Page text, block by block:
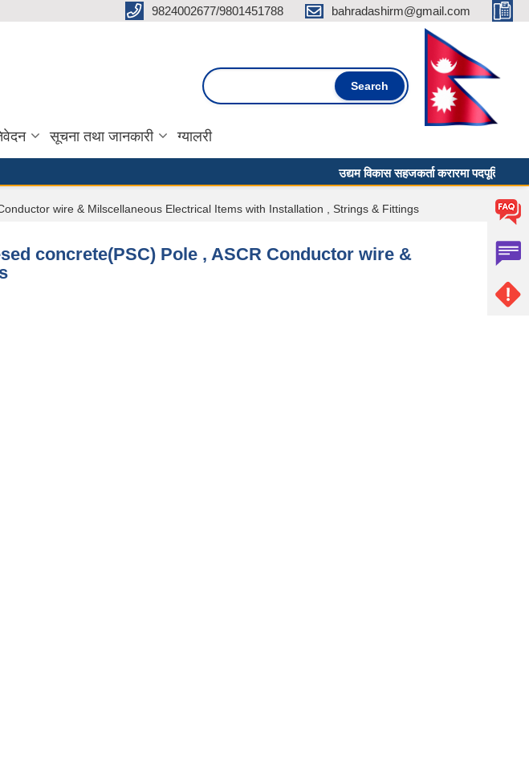
9824002677/9801451788 bahradashirm@gmail.com
Search form
सूचना तथा जानकारी ग्यालरी
उद्यम विकास सहजकर्ता करारमा पदपूर्ति गर्ने
wire & Milscellaneous Electrical Items with Installation , Strings & Fittings
concrete(PSC) Pole , ASCR Conductor wire &